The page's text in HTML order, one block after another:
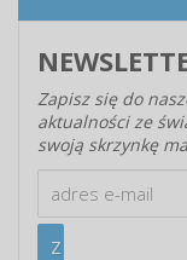
Zapisz się do
aktualności ze
swoją skrzynkę